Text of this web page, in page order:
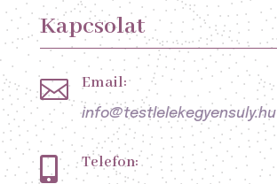
Kapcsolat
 Email:
info@testlelekegyensuly.hu
 Telefon: